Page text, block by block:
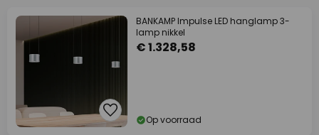
BANKAMP Impulse LED hanglamp 3-
lamp nikkel
€ 1.328,58
Op voorraad